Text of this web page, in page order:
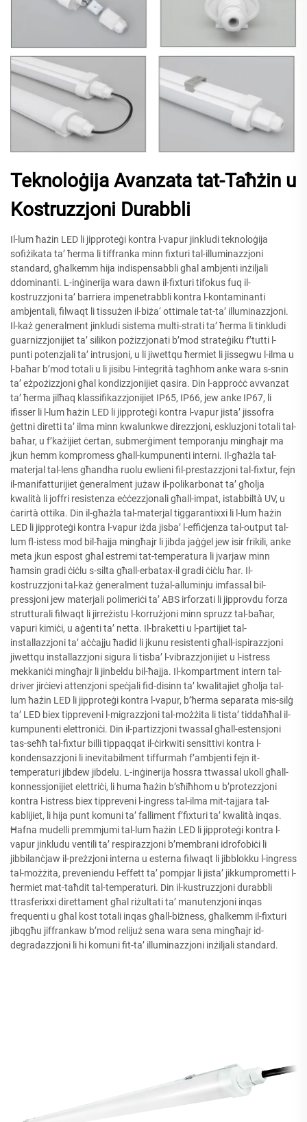
Teknoloġija Avanzata tat-Taħżin u
Kostruzzjoni Durabbli
Il-lum ħażin LED li jipproteġi kontra l-vapur jinkludi teknoloġija
sofiżikata ta’ ħerma li tiffranka minn fixturi tal-illuminazzjoni
standard, għalkemm hija indispensabbli għal ambjenti inżiljali
ddominanti. L-inġinerija wara dawn il-fixturi tifokus fuq il-
kostruzzjoni ta’ barriera impenetrabbli kontra l-kontaminanti
ambjentali, filwaqt li tissużen il-biża‘ ottimale tat-ta’ illuminazzjoni.
Il-każ generalment jinkludi sistema multi-strati ta’ ħerma li tinkludi
guarnizzjonijiet ta’ silikon pożizzjonati b’mod strateġiku f’tutti l-
punti potenzjali ta’ intrusjoni, u li jiwettqu ħermiet li jissegwu l-ilma u
l-baħar b’mod totali u li jisibu l-integrità tagħhom anke wara s-snin
ta’ eżpożizzjoni għal kondizzjonijiet qasira. Din l-approċċ avvanzat
ta’ ħerma jilħaq klassifikazzjonijiet IP65, IP66, jew anke IP67, li
ifisser li l-lum ħażin LED li jipproteġi kontra l-vapur jista’ jissofra
ġettni diretti ta’ ilma minn kwalunkwe direzzjoni, eskluzjoni totali tal-
baħar, u f’każijiet ċertan, submerġiment temporanju mingħajr ma
jkun hemm kompromess għall-kumpunenti interni. Il-għażla tal-
materjal tal-lens għandha ruolu ewlieni fil-prestazzjoni tal-fixtur, fejn
il-manifatturijiet ġeneralment jużaw il-polikarbonat ta’ għolja
kwalità li joffri resistenza eċċezzjonali għall-impat, istabbiltà UV, u
ċarirtà ottika. Din il-għażla tal-materjal tiggarantixxi li l-lum ħażin
LED li jipproteġi kontra l-vapur iżda jisba’ l-effiċjenza tal-output tal-
lum fl-istess mod bil-ħajja mingħajr li jibda jaġġel jew isir frikili, anke
meta jkun espost għal estremi tat-temperatura li jvarjaw minn
ħamsin gradi ċiċlu s-silta għall-erbatax-il gradi ċiċlu ħar. Il-
kostruzzjoni tal-każ ġeneralment tużal-alluminju imfassal bil-
pressjoni jew materjali polimeriċi ta’ ABS irforzati li jipprovdu forza
strutturali filwaqt li jirreżistu l-korrużjoni minn spruzz tal-baħar,
vapuri kimiċi, u aġenti ta’ netta. Il-braketti u l-partijiet tal-
installazzjoni ta’ aċċajju ħadid li jkunu resistenti għall-ispirazzjoni
jiwettqu installazzjoni sigura li tisba’ l-vibrazzjonijiet u l-istress
mekkaniċi mingħajr li jinbeldu bil-ħajja. Il-kompartment intern tal-
driver jirċievi attenzjoni speċjali fid-disinn ta’ kwalitajiet għolja tal-
lum ħażin LED li jipproteġi kontra l-vapur, b’ħerma separata mis-silġ
ta’ LED biex tippreveni l-migrazzjoni tal-możżita li tista’ tiddaħħal il-
kumpunenti elettroniċi. Din il-partizzjoni twassal għall-estensjoni
tas-seħħ tal-fixtur billi tippaqqat il-ċirkwiti sensittivi kontra l-
kondensazzjoni li inevitabilment tiffurmah f’ambjenti fejn it-
temperaturi jibdew jibdelu. L-inġinerija ħossra ttwassal ukoll għall-
konnessjonijiet elettriċi, li huma ħażin b’sħiħhom u b’protezzjoni
kontra l-istress biex tippreveni l-ingress tal-ilma mit-tajjara tal-
kablijiet, li hija punt komuni ta’ falliment f’fixturi ta’ kwalità inqas.
Ħafna mudelli premmjumi tal-lum ħażin LED li jipproteġi kontra l-
vapur jinkludu ventili ta’ respirazzjoni b’membrani idrofobiċi li
jibbilanċjaw il-preżzjoni interna u esterna filwaqt li jibblokku l-ingress
tal-możżita, preveniendu l-effett ta’ pompjar li jista’ jikkumprometti l-
ħermiet mat-taħdit tal-temperaturi. Din il-kustruzzjoni durabbli
ttrasferixxi direttament għal riżultati ta’ manutenzjoni inqas
frequenti u għal kost totali inqas għall-biżness, għalkemm il-fixturi
jibqgħu jiffrankaw b’mod relijuż sena wara sena mingħajr id-
degradazzjoni li hi komuni fit-ta’ illuminazzjoni inżiljali standard.